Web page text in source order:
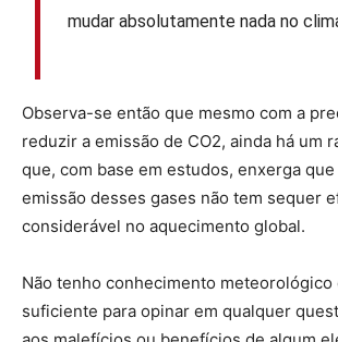
mudar absolutamente nada no
Observa-se então que mesmo com a
reduzir a emissão de CO2, ainda há um
que, com base em estudos, enxerga
emissão desses gases não tem sequer
considerável no aquecimento global.
Não tenho conhecimento
suficiente para opinar em qualquer